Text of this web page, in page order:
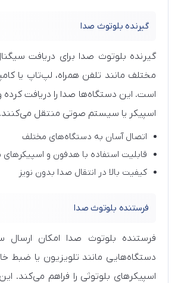
گیرنده بلوتوث صدا
گیرنده بلوتوث صدا برای دریافت
مختلف مانند تلفن همراه، لپ‌تاپ یا
است. این دستگاه‌ها صدا را دریافت کرده
اسپیکر یا سیستم صوتی منتقل می‌کنند.
اتصال آسان به دستگاه‌های مختلف
قابلیت استفاده با هدفون و
کیفیت بالا در انتقال صدا بدون نویز
فرستنده بلوتوث صدا
فرستنده بلوتوث صدا امکان ارسال
دستگاه‌هایی مانند تلویزیون یا ضبط
اسپیکرهای بلوتوثی را فراهم می‌کند.